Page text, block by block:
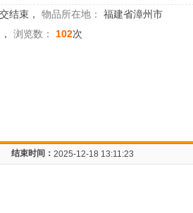
结束 ， 物品所在地：
福建省漳州市
浏览数： 102次
结束时间： 2025-12-18 13:11:23